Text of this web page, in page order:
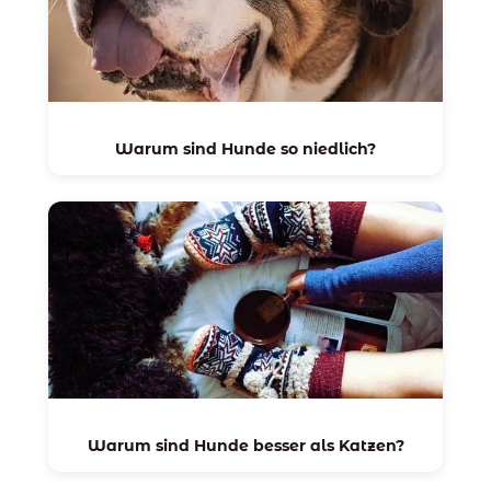
Warum sind Hunde so niedlich?
Warum sind Hunde besser als Katzen?